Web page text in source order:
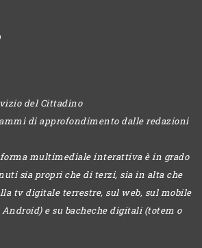
del Cittadino
di approfondimento dalle redazioni
multimediale interattiva è in grado
sia propri che di terzi, sia in alta che
tv digitale terrestre, sul web, sul mobile
e su bacheche digitali (totem o